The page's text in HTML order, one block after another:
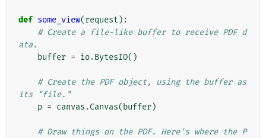
def some_view(request ):
# Create a file-like buffer to receive PDF d
ata.
buffer = io.BytesIO()
# Create the PDF object, using the buffer as
its "file."
p = canvas .Canvas( buffer)
# Draw things on the PDF. Here's where the P